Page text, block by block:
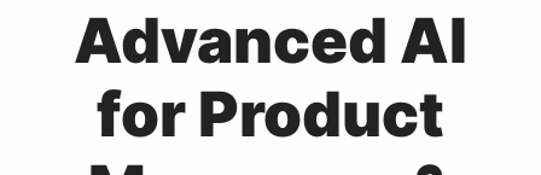
Advanced AI
for Product